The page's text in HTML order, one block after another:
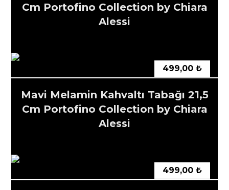
Cm Portofino Collection by Chiara
Alessi
Mavi Melamin Kahvaltı Tabağı 21,5
Cm Portofino Collection by Chiara
Alessi
499,00 ₺
499,00 ₺